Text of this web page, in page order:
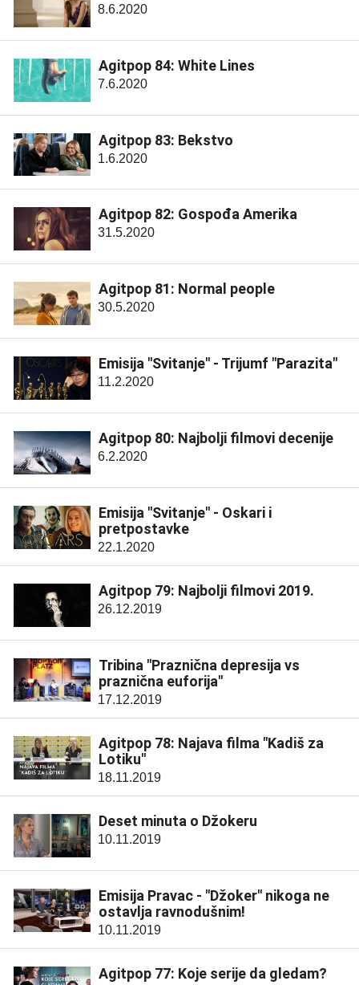
8.6.2020
Agitpop 84: White Lines
7.6.2020
Agitpop 83: Bekstvo
1.6.2020
Agitpop 82: Gospođa Amerika
31.5.2020
Agitpop 81: Normal people
30.5.2020
Emisija "Svitanje" - Trijumf "Parazita"
11.2.2020
Agitpop 80: Najbolji filmovi decenije
6.2.2020
Emisija "Svitanje" - Oskari i
pretpostavke
22.1.2020
Agitpop 79: Najbolji filmovi 2019.
26.12.2019
Tribina "Praznična depresija vs
praznična euforija"
17.12.2019
Agitpop 78: Najava filma "Kadiš za
Lotiku"
18.11.2019
Deset minuta o Džokeru
10.11.2019
Emisija Pravac - "Džoker" nikoga ne
ostavlja ravnodušnim!
10.11.2019
Agitpop 77: Koje serije da gledam?